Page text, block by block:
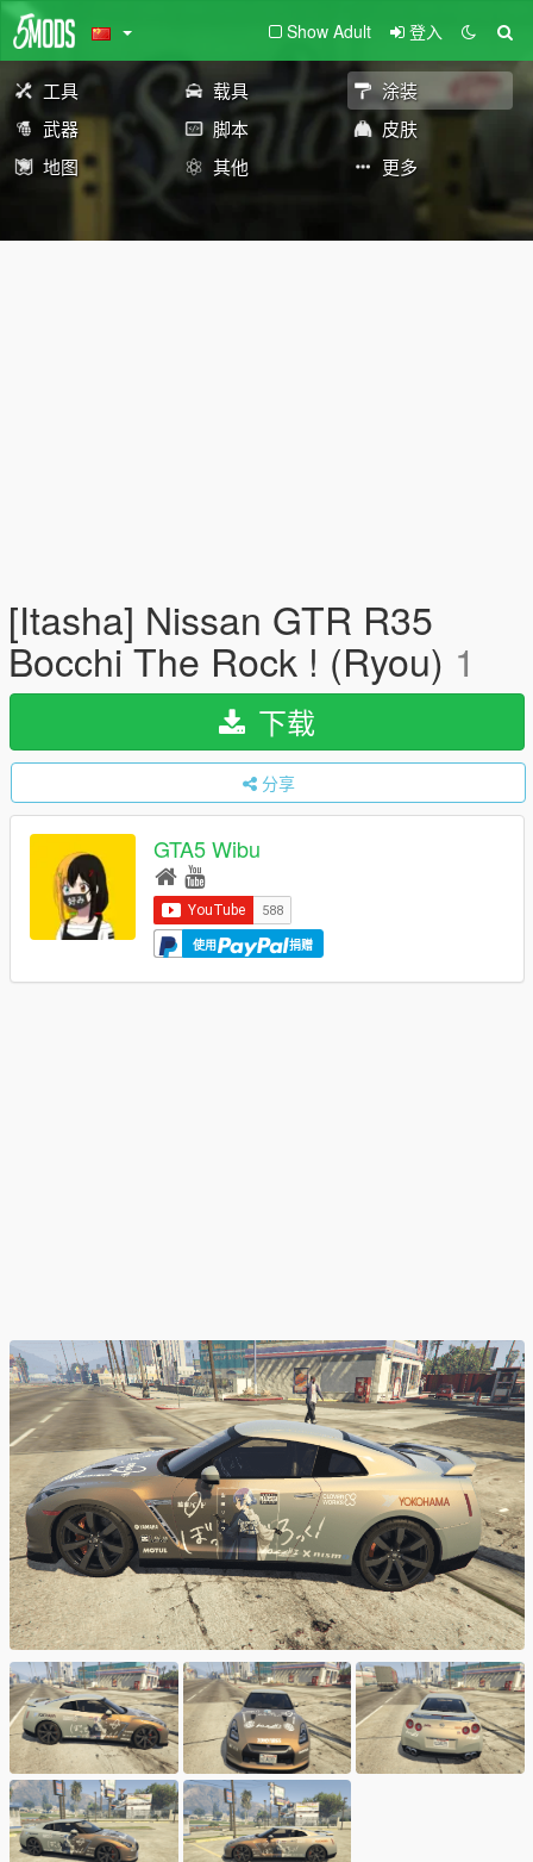
Show Adult 登入
工具 载具
涂装
武器
脚本
皮肤
地图
其他 更多
[Itasha] Nissan GTR R35
Bocchi The Rock ! (Ryou) 1
下载
分享
GTA5 Wibu
使用 捐赠